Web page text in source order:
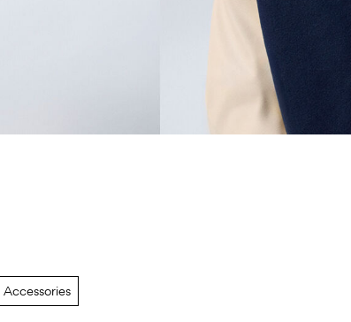
Accessories